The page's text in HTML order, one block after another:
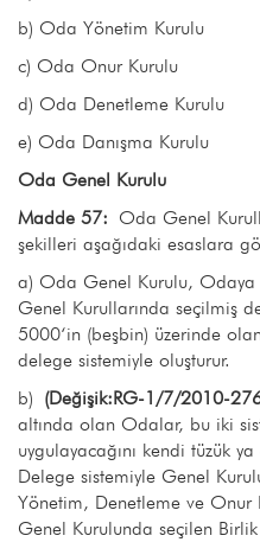
b) Oda Yönetim Kurulu
c) Oda Onur Kurulu
d) Oda Denetleme Kurulu
e) Oda Danışma Kurulu
Oda Genel Kurulu
Madde 57: Oda Genel
şekilleri aşağıdaki esaslara
a) Oda Genel Kurulu, Odaya
Genel Kurullarında seçilmiş
5000‘in (beşbin) üzerinde
delege sistemiyle oluşturur.
b) (Değişik:RG-1/7/2010-
altında olan Odalar, bu iki
uygulayacağını kendi tüzük
Delege sistemiyle Genel
Yönetim, Denetleme ve Onur
Genel Kurulunda seçilen